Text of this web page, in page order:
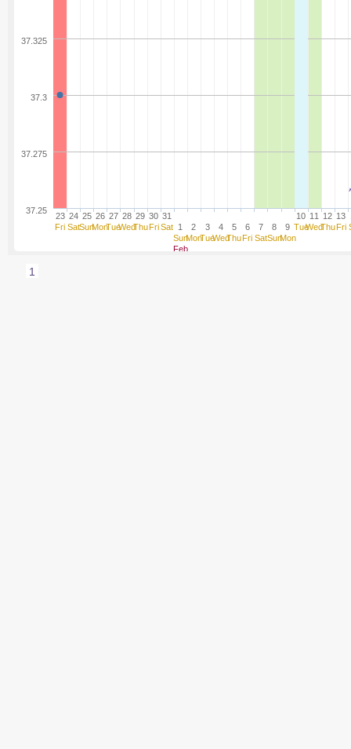
23
Fri
24
Sat
25
Sun
26
Mon
27
Tue
28
Wed
29
Thu
30
Fri
31
Sat 1
Sun
Feb
2
Mon
3
Tue
4
Wed
5
Thu
6
Fri
7
Sat
8
Sun
9
Mon
10
Tue
11
Wed
12
Thu
13
Fri
37.3
37.25
37.275
37.325
1